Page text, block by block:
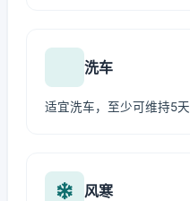
洗车
适宜洗车，至少可维持5天
风寒